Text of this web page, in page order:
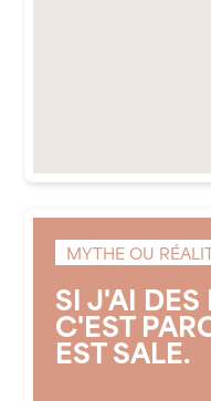
MYTHE OU
SI J'AI
C'EST
EST SALE.